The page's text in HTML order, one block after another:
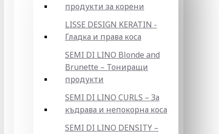
продукти за корени
LISSE DESIGN KERATIN -
Гладка и права коса
SEMI DI LINO Blonde and
Brunette – Тониращи
продукти
SEMI DI LINO CURLS – За
къдрава и непокорна коса
SEMI DI LINO DENSITY –